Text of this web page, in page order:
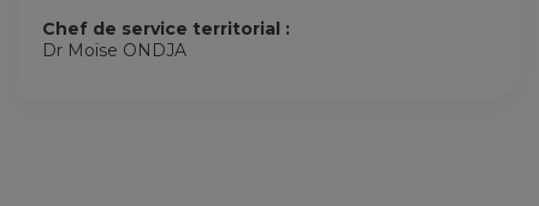
Chef de service territorial :
Dr Moïse ONDJA